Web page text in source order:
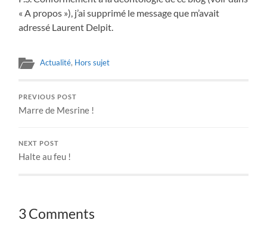
« A propos »), j’ai supprimé le message que m’avait
adressé Laurent Delpit.
Actualité, Hors sujet
PREVIOUS POST
Marre de Mesrine !
NEXT POST
Halte au feu !
3 Comments